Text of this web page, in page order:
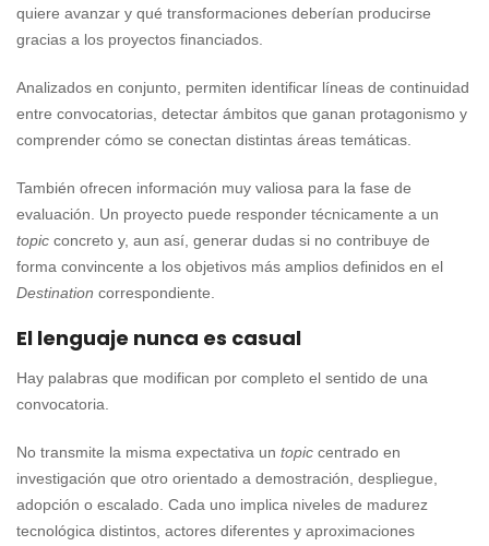
quiere avanzar y qué transformaciones deberían producirse
gracias a los proyectos financiados.
Analizados en conjunto, permiten identificar líneas de continuidad
entre convocatorias, detectar ámbitos que ganan protagonismo y
comprender cómo se conectan distintas áreas temáticas.
También ofrecen información muy valiosa para la fase de
evaluación. Un proyecto puede responder técnicamente a un
topic concreto y, aun así, generar dudas si no contribuye de
forma convincente a los objetivos más amplios definidos en el
Destination correspondiente.
El lenguaje nunca es casual
Hay palabras que modifican por completo el sentido de una
convocatoria.
No transmite la misma expectativa un topic centrado en
investigación que otro orientado a demostración, despliegue,
adopción o escalado. Cada uno implica niveles de madurez
tecnológica distintos, actores diferentes y aproximaciones